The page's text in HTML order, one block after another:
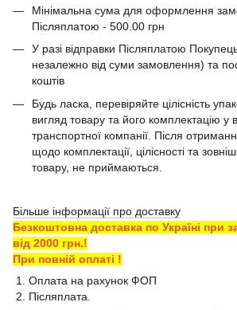
Мінімальна сума для оформлення
Післяплатою - 500.00 грн
У разі відправки Післяплатою
незалежно від суми замовлення) та
коштів
Будь ласка, перевіряйте цілісність
вигляд товару та його комплектацію у
транспортної компанії. Після
щодо комплектації, цілісності та
товару, не приймаються.
Більше інформації про доставку
Безкоштовна доставка по Україні при
від 2000 грн.!
При повній оплаті !
1. Оплата на рахунок ФОП
2. Післяплата.